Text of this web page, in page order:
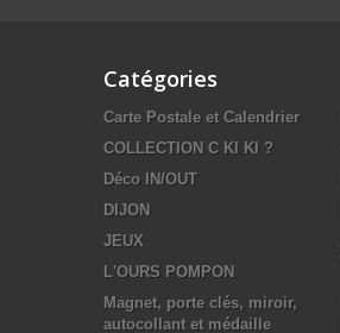
Catégories
Carte Postale et Calendrier
COLLECTION C KI KI ?
Déco IN/OUT
DIJON
JEUX
L'OURS POMPON
Magnet, porte clés, miroir,
autocollant et médaille